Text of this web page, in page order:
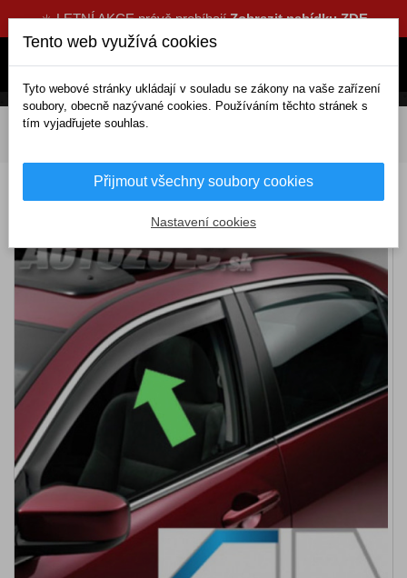
☀️ LETNÍ AKCE právě probíhajíZobrazit nabídku ZDE
DOMOV Exteriérové doplňky
Deflektory AUDI A3 3-dveřní (2004-2012)
Tento web využívá cookies
Tyto webové stránky ukládají v souladu se zákony na vaše zařízení
soubory, obecně nazývané cookies. Používáním těchto stránek s
tím vyjadřujete souhlas.
Přijmout všechny soubory cookies
Nastavení cookies